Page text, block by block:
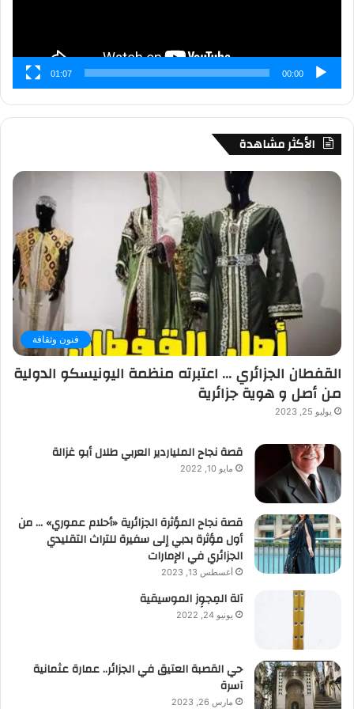
00:00
01:07
الأكثر مشاهدة
فنون وثقافة
القفطان الجزائري … اعتبرته منظمة اليونيسكو الدولية
من أصل و هوية جزائرية
يوليو 25, 2023
قصة نجاح الملياردير العربي طلال أبو غزالة
مايو 10, 2022
قصة نجاح المؤثرة الجزائرية «أحلام عموري» … من
أول مؤثرة بدبي إلى سفيرة للتراث التقليدي
الجزائري في الإمارات
أغسطس 13, 2023
آلة المِجوِز الموسيقية‎‎
يونيو 24, 2022
حي القصبة العتيق في الجزائر.. عمارة عثمانية
آسرة
مارس 26, 2023